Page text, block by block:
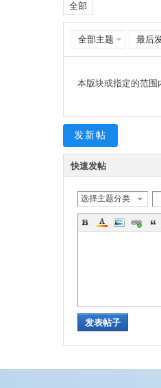
全部
全部主题 最后
本版块或指定的范围
发新帖
快速发帖
选择主题分类
发表帖子